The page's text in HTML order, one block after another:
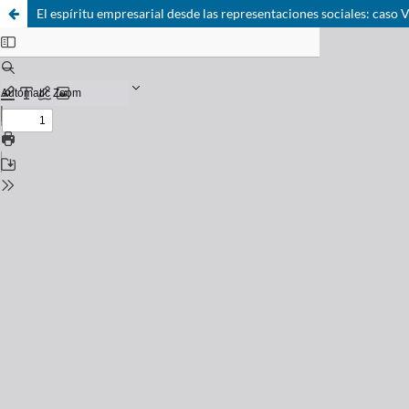
El espíritu empresarial desde las representaciones sociales: caso